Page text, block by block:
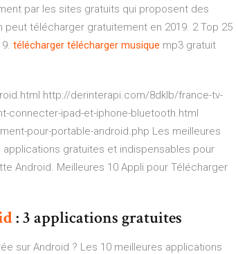
par les sites gratuits qui proposent des
télécharger gratuitement en 2019. 2 Top 25
télécharger télécharger musique mp3 gratuit
http://derinterapi.com/8dklb/france-tv-
connecter-ipad-et-iphone-bluetooth.html
pour-portable-android.php Les meilleures
gratuites et indispensables pour
Android. Meilleures 10 Appli pour Télécharger
: 3 applications gratuites
sur Android ? Les 10 meilleures applications